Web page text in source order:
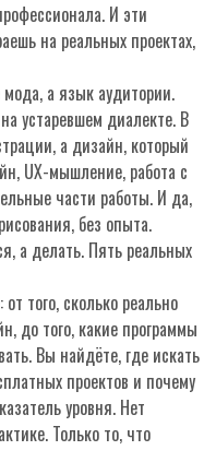
И эти
на реальных проектах,
а язык аудитории.
устаревшем диалекте. В
а дизайн, который
UX-мышление, работа с
части работы. И да,
без опыта.
а делать. Пять реальных
того, сколько реально
до того, какие программы
Вы найдёте, где искать
проектов и почему
уровня. Нет
Только то, что